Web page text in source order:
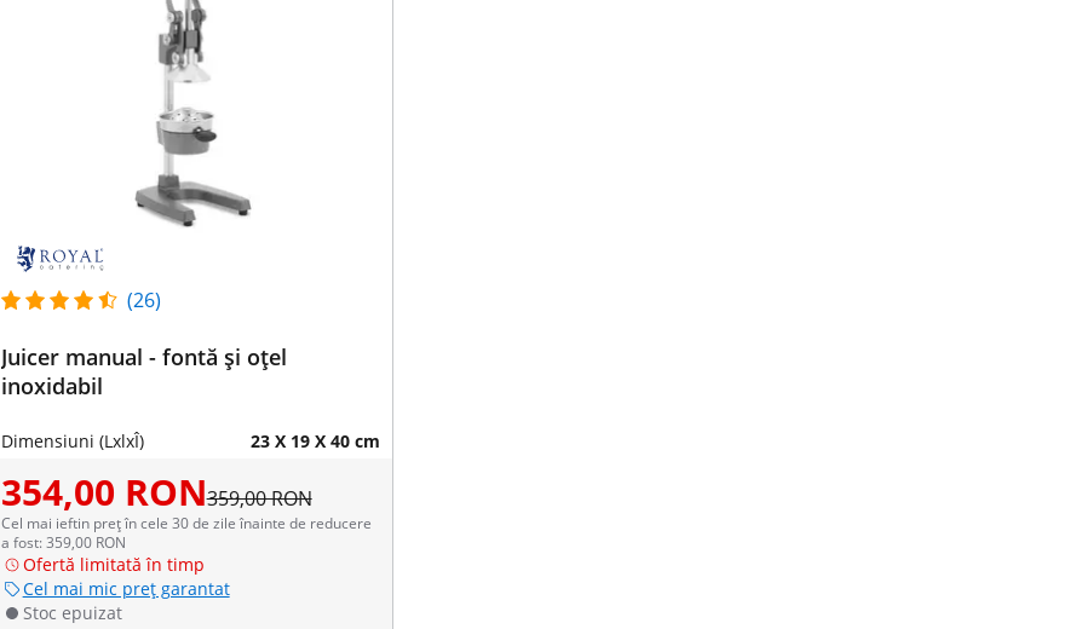
(26)
Juicer manual - fontă și oțel
inoxidabil
Dimensiuni (LxlxÎ) 23 X 19 X 40 cm
354,00 RON359,00 RON
Cel mai ieftin preț în cele 30 de zile înainte de reducere
a fost: 359,00 RON
Ofertă limitată în timp
Cel mai mic preț garantat
Stoc epuizat